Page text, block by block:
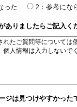
った
2：参考にな
ありましたらご記入く
ジは見つけやすかった